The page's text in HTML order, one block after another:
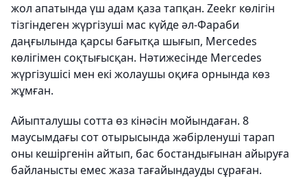
жол апатында үш адам қаза тапқан. Zeekr көлігін
тізгіндеген жүргізуші мас күйде әл-Фараби
даңғылында қарсы бағытқа шығып, Mercedes
көлігімен соқтығысқан. Нәтижесінде Mercedes
жүргізушісі мен екі жолаушы оқиға орнында көз
жұмған.
Айыпталушы сотта өз кінәсін мойындаған. 8
маусымдағы сот отырысында жәбірленуші тарап
оны кешіргенін айтып, бас бостандығынан айыруға
байланысты емес жаза тағайындауды сұраған.